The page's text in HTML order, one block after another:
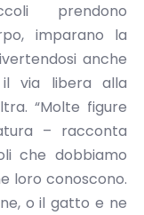
prendono
imparano la
anche
il via libera alla
“Molte figure
– racconta
che dobbiamo
loro conoscono.
o il gatto e ne